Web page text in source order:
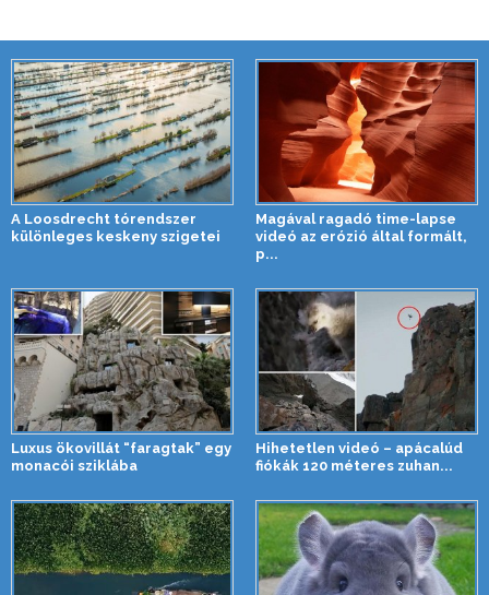
A Loosdrecht tórendszer
különleges keskeny szigetei
Magával ragadó time-lapse
videó az erózió által formált,
p...
Luxus ökovillát “faragtak” egy
monacói sziklába
Hihetetlen videó – apácalúd
fiókák 120 méteres zuhan...